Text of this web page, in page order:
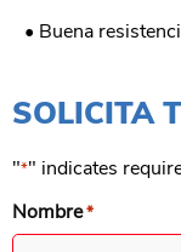
• Buena
SOLICITA
"*" indicates
Nombre*